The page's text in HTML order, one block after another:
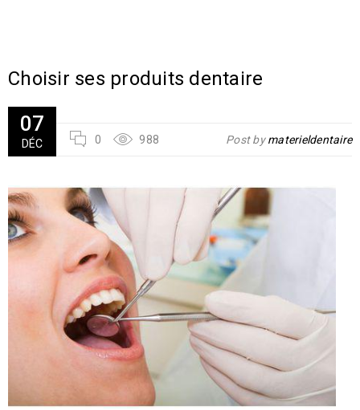
Choisir ses produits dentaire
07
DÉC 0 988 Post bymaterieldentaire